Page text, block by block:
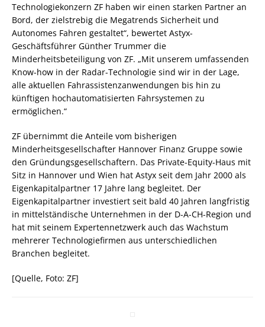
Technologiekonzern ZF haben wir einen starken Partner an
Bord, der zielstrebig die Megatrends Sicherheit und
Autonomes Fahren gestaltet“, bewertet Astyx-
Geschäftsführer Günther Trummer die
Minderheitsbeteiligung von ZF. „Mit unserem umfassenden
Know-how in der Radar-Technologie sind wir in der Lage,
alle aktuellen Fahrassistenzanwendungen bis hin zu
künftigen hochautomatisierten Fahrsystemen zu
ermöglichen.“
ZF übernimmt die Anteile vom bisherigen
Minderheitsgesellschafter Hannover Finanz Gruppe sowie
den Gründungsgesellschaftern. Das Private-Equity-Haus mit
Sitz in Hannover und Wien hat Astyx seit dem Jahr 2000 als
Eigenkapitalpartner 17 Jahre lang begleitet. Der
Eigenkapitalpartner investiert seit bald 40 Jahren langfristig
in mittelständische Unternehmen in der D-A-CH-Region und
hat mit seinem Expertennetzwerk auch das Wachstum
mehrerer Technologiefirmen aus unterschiedlichen
Branchen begleitet.
[Quelle, Foto: ZF]